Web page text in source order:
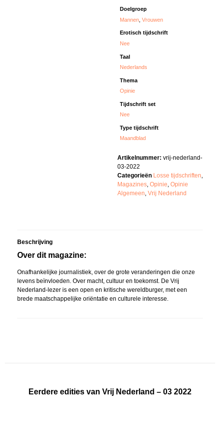
Doelgroep
Mannen ,Vrouwen
Erotisch tijdschrift
Nee
Taal
Nederlands
Thema
Opinie
Tijdschrift set
Nee
Type tijdschrift
Maandblad
Artikelnummer: vrij-nederland-
03-2022
Categorieën Losse tijdschriften,
Magazines, Opinie, Opinie
Algemeen, Vrij Nederland
Beschrijving
Over dit magazine:
Onafhankelijke journalistiek, over de grote veranderingen die onze
levens beïnvloeden. Over macht, cultuur en toekomst. De Vrij
Nederland-lezer is een open en kritische wereldburger, met een
brede maatschappelijke oriëntatie en culturele interesse.
Eerdere edities van Vrij Nederland – 03 2022